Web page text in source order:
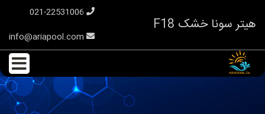
هیتر سونا خشک F18